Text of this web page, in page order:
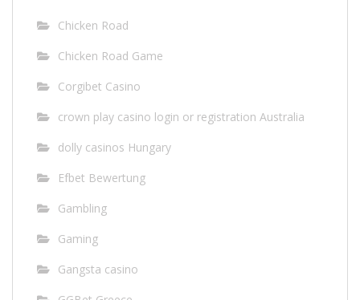
Chicken Road
Chicken Road Game
Corgibet Casino
crown play casino login or registration Australia
dolly casinos Hungary
Efbet Bewertung
Gambling
Gaming
Gangsta casino